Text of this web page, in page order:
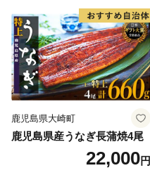
鹿児島県大崎町
鹿児島県産うなぎ長蒲焼4尾
22,000円